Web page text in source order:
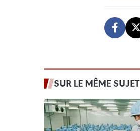
SUR LE MÊME SUJET